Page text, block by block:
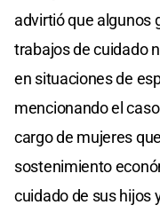
advirtió que algunos
trabajos de cuidado
en situaciones de
mencionando el
cargo de mujeres
sostenimiento
cuidado de sus hijos